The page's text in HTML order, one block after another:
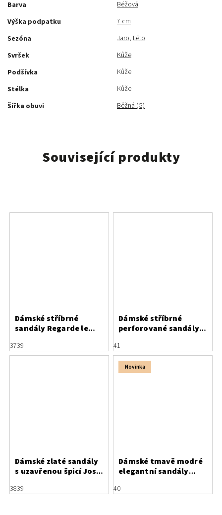
Barva
Béžová
Výška podpatku
7 cm
Sezóna
Jaro, Léto
Svršek
Kůže
Podšívka
Kůže
Stélka
Kůže
Šířka obuvi
Běžná (G)
Související produkty
Dámské stříbrné
sandály Regarde le
3739
Dámské stříbrné
perforované sandály
41
Dámské zlaté sandály
s uzavřenou špicí Jose
3839
Novinka
Dámské tmavě modré
elegantní sandály
40